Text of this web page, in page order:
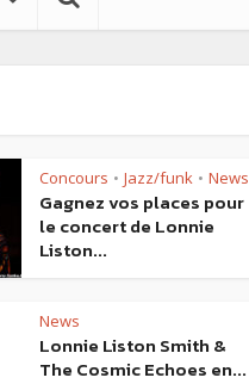
Concours • Jazz/funk • News
Gagnez vos places pour
le concert de Lonnie
Liston...
News
Lonnie Liston Smith &
The Cosmic Echoes en...